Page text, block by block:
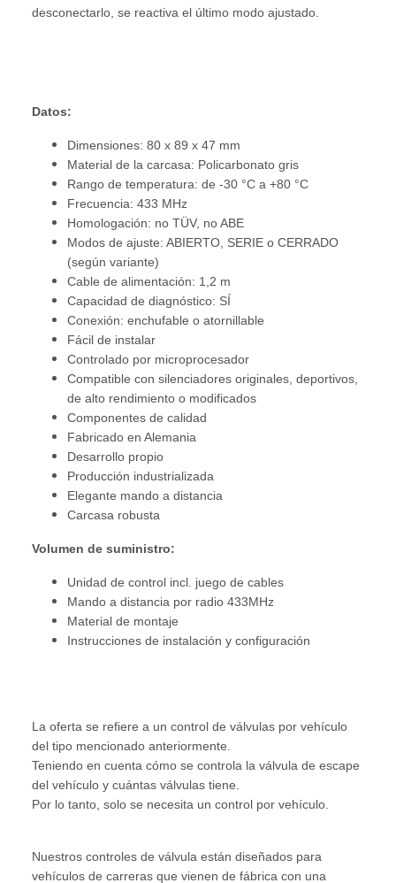
desconectarlo, se reactiva el último modo ajustado.
Datos:
Dimensiones: 80 x 89 x 47 mm
Material de la carcasa: Policarbonato gris
Rango de temperatura: de -30 °C a +80 °C
Frecuencia: 433 MHz
Homologación: no TÜV, no ABE
Modos de ajuste: ABIERTO, SERIE o CERRADO
(según variante)
Cable de alimentación: 1,2 m
Capacidad de diagnóstico: SÍ
Conexión: enchufable o atornillable
Fácil de instalar
Controlado por microprocesador
Compatible con silenciadores originales, deportivos,
de alto rendimiento o modificados
Componentes de calidad
Fabricado en Alemania
Desarrollo propio
Producción industrializada
Elegante mando a distancia
Carcasa robusta
Volumen de suministro:
Unidad de control incl. juego de cables
Mando a distancia por radio 433MHz
Material de montaje
Instrucciones de instalación y configuración
La oferta se refiere a un control de válvulas por vehículo
del tipo mencionado anteriormente.
Teniendo en cuenta cómo se controla la válvula de escape
del vehículo y cuántas válvulas tiene.
Por lo tanto, solo se necesita un control por vehículo.
Nuestros controles de válvula están diseñados para
vehículos de carreras que vienen de fábrica con una